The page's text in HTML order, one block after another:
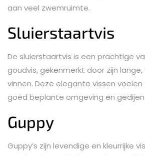
aan veel zwemruimte.
Sluierstaartvis
De sluierstaartvis is een prachtige
goudvis, gekenmerkt door zijn
vinnen. Deze elegante vissen voelen
goed beplante omgeving en
Guppy
Guppy’s zijn levendige en kleurrijke